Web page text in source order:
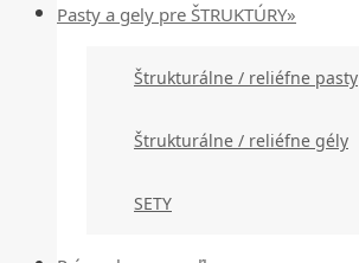
Pasty a gely pre ŠTRUKTÚRY»
Štrukturálne / reliéfne pasty
Štrukturálne / reliéfne gély
SETY